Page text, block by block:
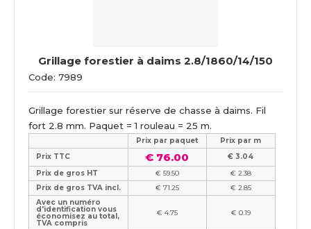
Grillage forestier à daims 2.8/1860/14/150
Code: 7989
Grillage forestier sur réserve de chasse à daims. Fil
fort 2.8 mm. Paquet = 1 rouleau = 25 m.
Prix ​​par paquet
Prix par m
Prix TTC
€ 76.00
€ 3.04
Prix de gros HT
€ 59.50
€ 2.38
Prix de gros TVA incl.
€ 71.25
€ 2.85
Avec un numéro
d'identification vous
économisez au total,
TVA compris
€ 4.75 € 0.19